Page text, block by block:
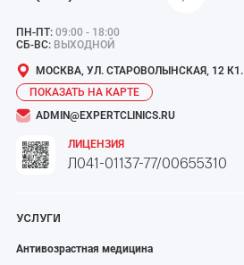
ПН-ПТ: 09:00 - 18:00
СБ-ВС: ВЫХОДНОЙ
МОСКВА, УЛ. СТАРОВОЛЫНСКАЯ, 12 К1.
ПОКАЗАТЬ НА КАРТЕ
ADMIN@EXPERTCLINICS.RU
ЛИЦЕНЗИЯ
Л041-01137-77/00655310
УСЛУГИ
Антивозрастная медицина